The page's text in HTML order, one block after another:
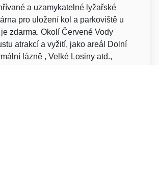
a uzamykatelné lyžařské
pro uložení kol a parkoviště u
zdarma. Okolí Červené Vody
atrakcí a vyžití, jako areál Dolní
lázně , Velké Losiny atd.,